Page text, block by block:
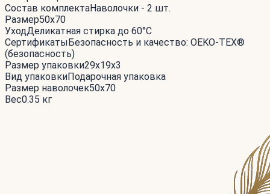
Состав комплектаНаволочки - 2 шт.
Размер50x70
УходДеликатная стирка до 60°С
СертификатыБезопасность и качество: OEKO-TEX®
(безопасность)
Размер упаковки29x19x3
Вид упаковкиПодарочная упаковка
Размер наволочек50x70
Вес0.35 кг